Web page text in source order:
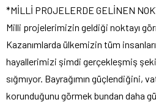
*MİLLİ PROJELERDE GELİNEN
Milli projelerimizin geldiği noktayı
Kazanımlarda ülkemizin tüm
hayallerimizi şimdi gerçekleşmiş
sığmıyor. Bayrağımın güçlendiğini,
korunduğunu görmek bundan daha